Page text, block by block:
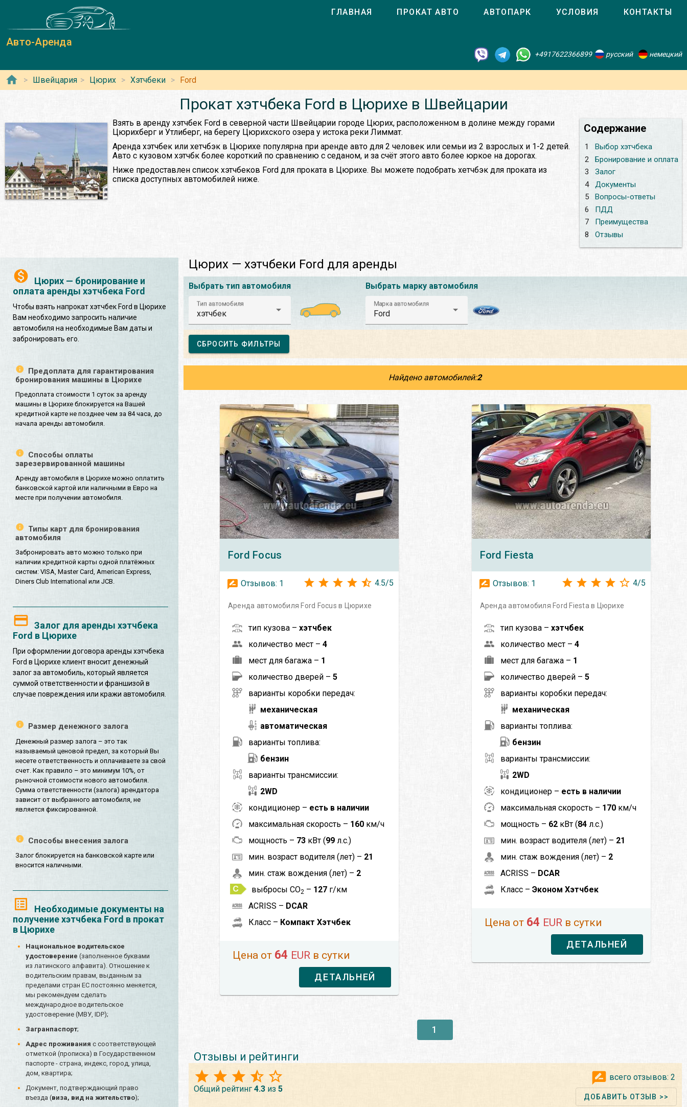
Авто-Аренда
ГЛАВНАЯ ПРОКАТ АВТО АВТОПАРК УСЛОВИЯ КОНТАКТЫ
+4917622366899 русский немецкий
Швейцария Цюрих Хэтчбеки Ford
Прокат хэтчбека Ford в Цюрихе в Швейцарии
Содержание
1
Выбор хэтчбека
2
Бронирование и оплата
3
Залог
4
Документы
5
Вопросы-ответы
6
ПДД
7
Преимущества
8
Отзывы
Взять в аренду хэтчбек Ford в северной части Швейцарии городе Цюрих, расположенном в долине между горами
Цюрихберг и Утлиберг, на берегу Цюрихского озера у истока реки Лиммат.
Аренда хэтчбек или хетчбэк в Цюрихе популярна при аренде авто для 2 человек или семьи из 2 взрослых и 1-2 детей.
Авто с кузовом хэтчбк более короткий по сравнению с седаном, и за счёт этого авто более юркое на дорогах.
Ниже предоставлен список хэтчбеков Ford для проката в Цюрихе. Вы можете подобрать хетчбэк для проката из
списка доступных автомобилей ниже.
Цюрих — бронирование и
оплата аренды хэтчбека Ford
Чтобы взять напрокат хэтчбек Ford в Цюрихе
Вам необходимо запросить наличие
автомобиля на необходимые Вам даты и
забронировать его.
Предоплата для гарантирования
бронирования машины в Цюрихе
Предоплата стоимости 1 суток за аренду
машины в Цюрихе блокируется на Вашей
кредитной карте не позднее чем за 84 часа, до
начала аренды автомобиля.
Способы оплаты
зарезервированной машины
Аренду автомобиля в Цюрихе можно оплатить
банковской картой или наличными в Евро на
месте при получении автомобиля.
Типы карт для бронирования
автомобиля
Забронировать авто можно только при
наличии кредитной карты одной платёжных
систем: VISA, Master Card, American Express,
Diners Club International или JCB.
Залог для аренды хэтчбека
Ford в Цюрихе
При оформлении договора аренды хэтчбека
Ford в Цюрихе клиент вносит денежный
залог за автомобиль, который является
суммой ответственности и франшизой в
случае повреждения или кражи автомобиля.
Размер денежного залога
Денежный размер залога – это так
называемый ценовой предел, за который Вы
несете ответственность и оплачиваете за свой
счет. Как правило – это минимум 10%, от
рыночной стоимости нового автомобиля.
Сумма ответственности (залога) арендатора
зависит от выбранного автомобиля, не
является фиксированной.
Способы внесения залога
Залог блокируется на банковской карте или
вносится наличными.
Необходимые документы на
получение хэтчбека Ford в прокат
в Цюрихе
Национальное водительское
удостоверение (заполненное буквами
из латинского алфавита). Отношение к
водительским правам, выданным за
пределами стран ЕС постоянно меняется,
мы рекомендуем сделать
международное водительское
удостоверение (МВУ, IDP);
Загранпаспорт;
Адрес проживания с соответствующей
отметкой (прописка) в Государственном
паспорте - страна, индекс, город, улица,
дом, квартира;
Документ, подтверждающий право
въезда (виза, вид на жительство);
Цюрих — хэтчбеки Ford для аренды
Выбрать тип автомобиля
Тип автомобиля
хэтчбек
Выбрать марку автомобиля
Марка автомобиля
Ford
СБРОСИТЬ ФИЛЬТРЫ
Найдено автомобилей:2
Ford Focus
Отзывов: 1 4.5/5
Аренда автомобиля Ford Focus в Цюрихе
тип кузова – хэтчбек
количество мест – 4
мест для багажа – 1
количество дверей – 5
варианты коробки передач:
механическая
автоматическая
варианты топлива:
бензин
варианты трансмиссии:
2WD
кондиционер – есть в наличии
максимальная скорость – 160 км/ч
мощность – 73 кВт (99л.с.)
мин. возраст водителя (лет) – 21
мин. стаж вождения (лет) – 2
выбросы CO2 – 127 г/км
ACRISS – DCAR
Класс – Компакт Хэтчбек
Цена от 64 EUR в сутки
ДЕТАЛЬНЕЙ
Ford Fiesta
Отзывов: 1 4/5
Аренда автомобиля Ford Fiesta в Цюрихе
тип кузова – хэтчбек
количество мест – 4
мест для багажа – 1
количество дверей – 5
варианты коробки передач:
механическая
варианты топлива:
бензин
варианты трансмиссии:
2WD
кондиционер – есть в наличии
максимальная скорость – 170 км/ч
мощность – 62 кВт (84л.с.)
мин. возраст водителя (лет) – 21
мин. стаж вождения (лет) – 2
ACRISS – DCAR
Класс – Эконом Хэтчбек
Цена от 64 EUR в сутки
ДЕТАЛЬНЕЙ
1
Отзывы и рейтинги
Общий рейтинг 4.3из 5
всего отзывов: 2
ДОБАВИТЬ ОТЗЫВ >>